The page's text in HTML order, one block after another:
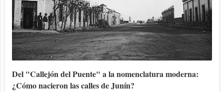
Del "Callejón del Puente" a la nomenclatura moderna:
¿Cómo nacieron las calles de Junín?